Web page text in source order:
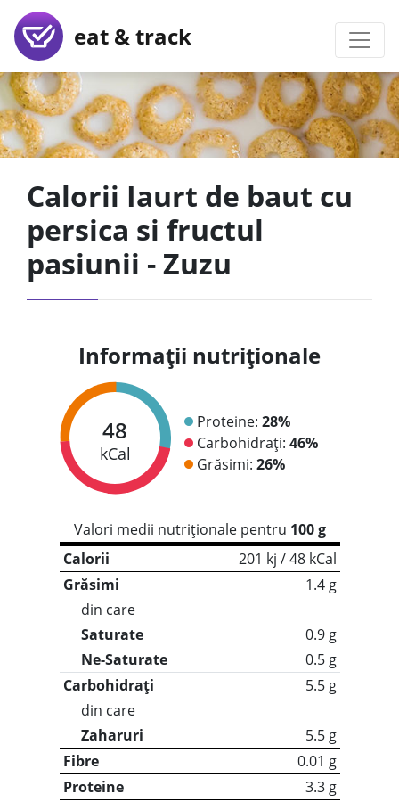
eat & track
Calorii Iaurt de baut cu
persica si fructul
pasiunii - Zuzu
Informații nutriționale
48
kCal
Proteine: 28%
Carbohidrați: 46%
Grăsimi: 26%
Valori medii nutriționale pentru 100 g
Calorii
201 kj / 48 kCal
Grăsimi
1.4 g
din care
Saturate
0.9 g
Ne-Saturate
0.5 g
Carbohidrați
5.5 g
din care
Zaharuri
5.5 g
Fibre
0.01 g
Proteine
3.3 g